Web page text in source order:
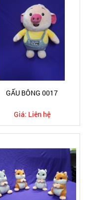
GẤU BÔNG 0017
Giá: Liên hệ